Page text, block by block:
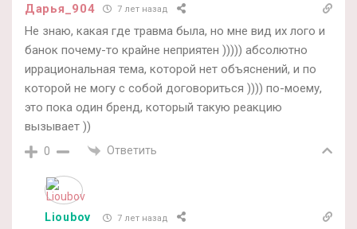
Дарья_904 7 лет назад
Не знаю, какая где травма была, но мне вид их лого и
банок почему-то крайне неприятен ))))) абсолютно
иррациональная тема, которой нет объяснений, и по
которой не могу с собой договориться )))) по-моему,
это пока один бренд, который такую реакцию
вызывает ))
0 Ответить
Lioubov 7 лет назад